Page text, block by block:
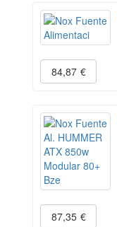
84,87 €
87,35 €